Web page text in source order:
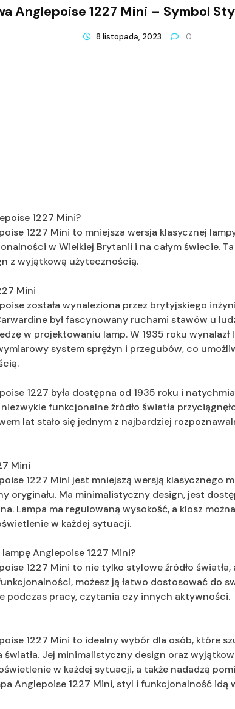
Anglepoise 1227 Mini – Symbol
8 listopada, 2023 0
1227 Mini?
1227 Mini to mniejsza wersja klasycznej
w Wielkiej Brytanii i na całym świecie.
z wyjątkową użytecznością.
Mini
została wynaleziona przez brytyjskiego
był fascynowany ruchami stawów u
w projektowaniu lamp. W 1935 roku wynalazł
system sprężyn i przegubów, co
1227 była dostępna od 1935 roku i
funkcjonalne źródło światła
lat stało się jednym z najbardziej
Mini
1227 Mini jest mniejszą wersją klasycznego
oryginału. Ma minimalistyczny design, jest
Lampa ma regulowaną wysokość, a klosz
w każdej sytuacji.
Anglepoise 1227 Mini?
1227 Mini to nie tylko stylowe źródło
możesz ją łatwo dostosować do
podczas pracy, czytania czy innych aktywności.
1227 Mini to idealny wybór dla osób, które
światła. Jej minimalistyczny design oraz
w każdej sytuacji, a także nadadzą
Anglepoise 1227 Mini, styl i funkcjonalność idą